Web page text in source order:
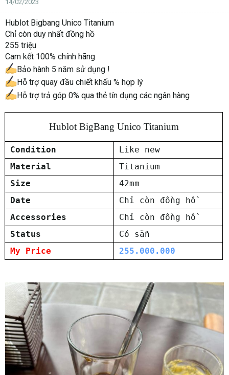
14/02/2023
Hublot Bigbang Unico Titanium
Chỉ còn duy nhất đồng hồ
255 triệu
Cam kết 100% chính hãng
Bảo hành 5 năm sử dụng !
Hỗ trợ quay đầu chiết khấu % hợp lý
Hỗ trợ trả góp 0% qua thẻ tín dụng các ngân hàng
Hublot BigBang Unico Titanium
Condition
Like new
Material
Titanium
Size
42mm
Date
Chỉ còn đồng hồ
Accessories
Chỉ còn đồng hồ
Status
Có sẵn
My Price
255.000.000